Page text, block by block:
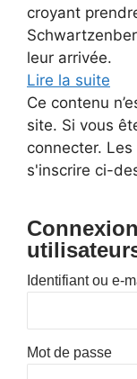
croyant
leur arrivée.
Lire la suite
Ce contenu
site. Si vous
connecter.
s'inscrire ci-
Identifiant ou e-
Mot de passe